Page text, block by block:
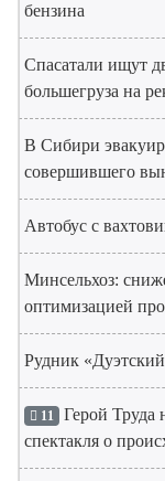
бензина
Спасатали ищут
большегруза на
В Сибири
совершившего
Автобус с
Минсельхоз:
оптимизацией
Рудник
11 Герой Труда
спектакля о